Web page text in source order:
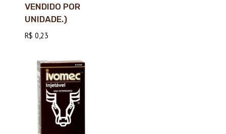
VENDIDO POR
UNIDADE.)
R$ 0,23